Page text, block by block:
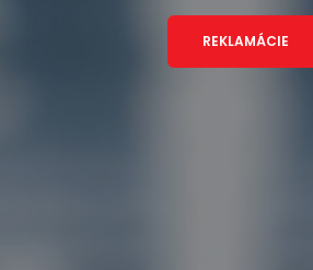
REKLAMÁCIE